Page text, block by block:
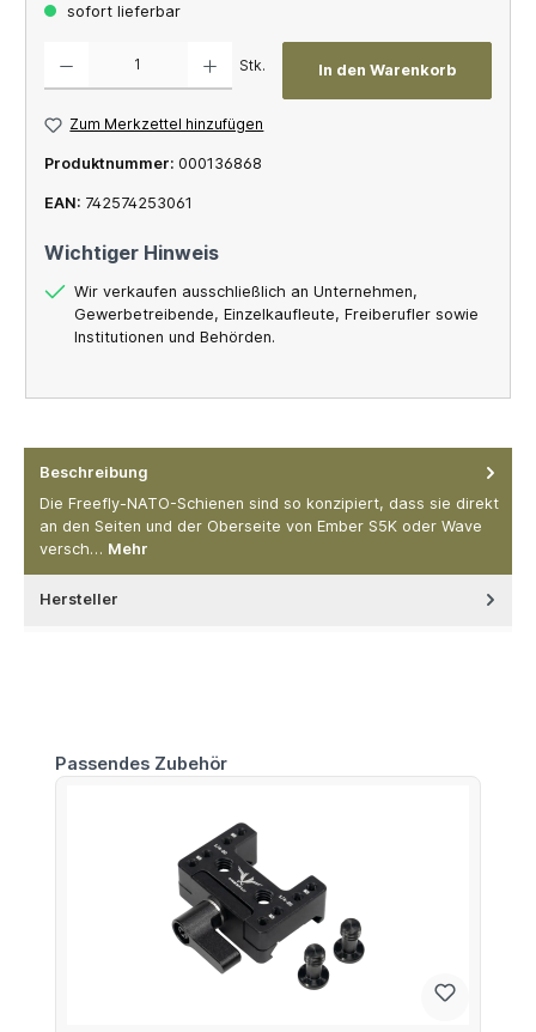
sofort lieferbar
Stk. In den Warenkorb
Zum Merkzettel hinzufügen
Produktnummer: 000136868
EAN: 742574253061
Wichtiger Hinweis
Wir verkaufen ausschließlich an Unternehmen,
Gewerbetreibende, Einzelkaufleute, Freiberufler sowie
Institutionen und Behörden.
Beschreibung
Die Freefly-NATO-Schienen sind so konzipiert, dass sie direkt
an den Seiten und der Oberseite von Ember S5K oder Wave
versch… Mehr
Hersteller
Produktgalerie überspringen
Passendes Zubehör